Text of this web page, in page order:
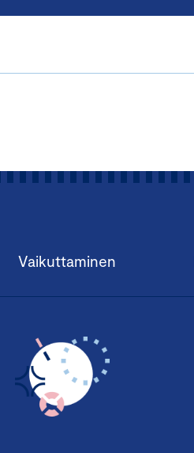
Vaikuttaminen